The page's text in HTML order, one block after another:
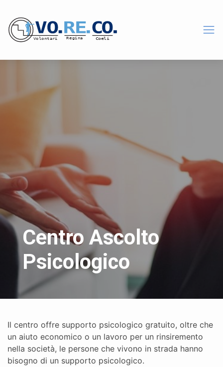
Centro Ascolto
Psicologico
Il centro offre supporto psicologico gratuito, oltre che
un aiuto economico o un lavoro per un rinsiremento
nella società, le persone che vivono in strada hanno
bisogno di un supporto psicologico.